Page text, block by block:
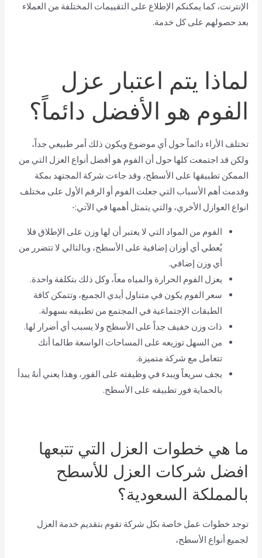
الإنترنت، كما يمكنكم الإطلاع على التقييمات المختلفة من العملاء
بعد حصولهم على كل خدمة.
لماذا يتم اعتبار عزل
الفوم هو الأفضل دائماً؟
تختلف الأراء دائماً حول أي موضوع ويكون ذلك أمر طبيعي جداً،
ولكن قد اجتمعت كلها حول أن الفوم هو أفضل أنواع العزل التي من
الممكن تطبيقها على الأسطح، وقد جاءت شركة المجتهد بمكة
وقدمت أهم الأسباب التي جعلت الفوم أو الرقم الأول على مختلف
انواع العوازل الأخري، والتي يتمثل أهمها في الآتي:-
الفوم من المواد التي لا يعتبر أن لها وزن على الإطلاق فلا
يُعطي أي أوزان إضافية على الأسطح، وبالتالي لا تتضرر من
أي وزن إضافي.
يعزل الفوم الحرارة والمياه معاً، وكل ذلك بتكلفة واحدة.
سعر الفوم يكون في متناول أيدي الجميع، وتتمكن كافة
الطبقات الإجتماعية في المجتمع من تطبيقه بسهولة.
ذات وزن خفيف جداً على الأسطح ولا يسبب أي أضرار لها.
من السهل توزيعه على المساحات الواسعة طالما أنك
تتعامل مع شركة متميزة.
يجف سريعاً ويبدء في وظيفته على الفور، وهذا يعني أنهُ يبدأ
بالحماية فور تطبيقه على الأسطح.
ما هي خطوات العزل التي تتبعها
افضل شركات العزل للأسطح
بالمملكة السعودية؟
توجد خطوات عمل خاصة بكل شركة تقوم بتقديم خدمة العزل
لجميع أنواع الأسطح،